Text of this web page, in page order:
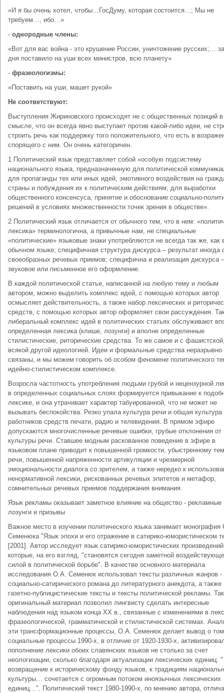
«И я бы очень хотел, чтобы…ГосДуму, которая состоится…; Мы не
требуем…, ибо…»
- однородные члены:
«Вот для вас война - это крушение России, уничтожение русских;…
дня поставило на уши всех министров, всю планету»
- фразеологизмы:
«Поставить на уши, машет рукой»
Не соответствуют:
Выступления Жириновского происходят не с общественных позиций
смысле, что он всегда явно выступает против какой-либо идеи, не
строить речь как поддержку того положительного, что есть в
спорящего с ним. Он очень категоричен.
1 Политический язык представляет собой «особую подсистему
национального языка, предназначенную для политической
для пропаганды тех или иных идей, эмотивного воздействия на
страны и побуждения их к политическим действиям, для выработки
общественного консенсуса, принятие и обоснование социально-
решений в условиях множественности точек зрения в обществе».
2 Политический язык отличается от обычного тем, что в нем:
лексика» терминологична, а привычные нам, не специальные
«политические» языковые знаки употребляются не всегда так же, как
обычном языке; специфичная структура дискурса – результат иногда
своеобразных речевых приемов; специфична и реализация дискурса –
звуковое или письменное его оформление.
В каждой политической статье, написанной на любую тему и любым
автором, можно выделить комплекс идей, с помощью которых автор
осмысляет действительность, а также набор лексических и
средств, с помощью которых автор оформляет свои рассуждения.
либеральный комплекс идей в политических статьях обслуживают
определенная лексика (клише, лозунги) и вполне определенные
стилистические, риторические средства. То же самое и с
всякой другой идеологией. Идеи и формальные средства неразрывно
связаны, и мы можем говорить об особом феномене политического
идейно-стилистическом комплексе.
Возросла частотность употребления людьми грубой и нецензурной
в определенных социальных слоях формируется привыкание к
лексике, и она утрачивает характер табуированной, что не может не
вызывать беспокойства. Резко упала культура речи и общая культура
работников средств печати, радио и телевидения. В прямом эфире
допускаются многочисленные речевые ошибки, грубые отклонения от
культуры речи. Ставшее модным раскованное поведение в эфире в
языковом плане приводит к повышенной громкости, убыстренному
речи, повышенной напряженности артикуляции и чрезмерной
эмоциональности диалога со зрителем, а также нередко к
ненормативной лексики, рискованных речевых эпитетов и метафор,
сомнительных речевых приемов поддержания внимания.
Язык рекламы оказывает заметное влияние на общество - рекламные
лозунги и призывы
Важное место в изучении политического языка занимает
Семенюка "Язык эпохи и его отражение в сатирико-юмористическом
[2001]. Автор исследует язык сатирико-юмористических
которые, на его взгляд, "становятся сегодня заметной
силой в политической борьбе". В качестве основного материала
исследования О.А. Семенюк использовал тексты различных жанров -
социально-сатирического романа до литературного анекдота, а также
газетно-публицистические тексты и тексты политической рекламы.
оригинальный материал позволил лингвисту сделать интересные
наблюдения над языком конца ХХ в., связанные с изменениями в
фразеологической, грамматической и стилистической системах.
эти трансформационные процессы, О.А. Семенюк делает вывод о
социальные процессы 1990-х, в отличие от 1920-1930-х,
пополнение лексики обоих славянских языков не столько за счет
неологизации, сколько благодаря актуализации лексических единиц:
возвращение к историческому фонду языков, к традициям
культуры… сочетается с огромным потоком иноязычных лексических
единиц…". Политический текст 1980-1990-х, по мнению автора,